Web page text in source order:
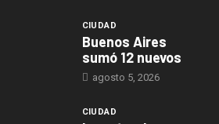
CIUDAD
Buenos Aires
sumó 12 nuevos
agosto 5, 2026
CIUDAD